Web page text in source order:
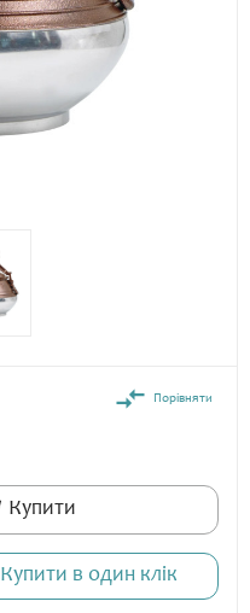
Порівняти
Купити
Купити в один клік